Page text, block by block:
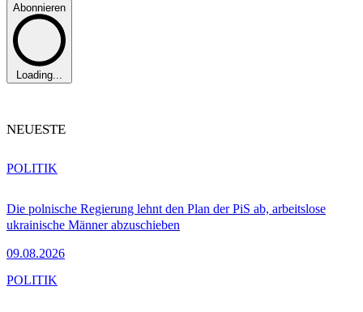
Abonnieren
Loading...
NEUESTE
Die polnische Regierung lehnt den Plan der PiS ab, arbeitslose
ukrainische Männer abzuschieben
09.08.2026
POLITIK
POLITIK